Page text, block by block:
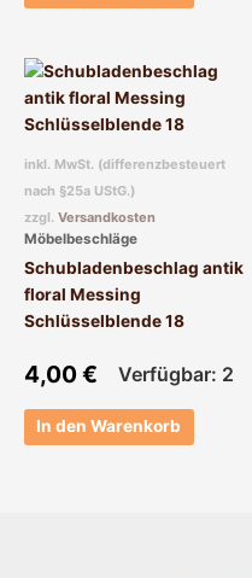
inkl. MwSt. (differenzbesteuert
nach §25a UStG.)
zzgl. Versandkosten
Möbelbeschläge
Schubladenbeschlag antik
floral Messing
Schlüsselblende 18
4,00€ Verfügbar: 2
In den Warenkorb